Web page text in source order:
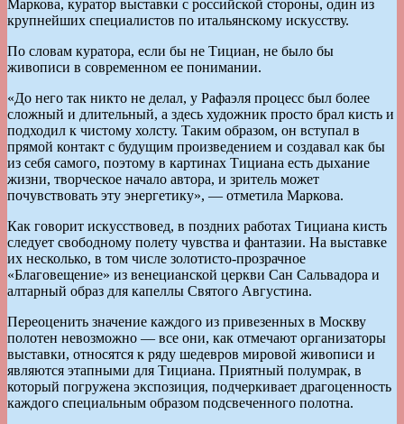
Маркова, куратор выставки с российской стороны, один из
крупнейших специалистов по итальянскому искусству.
По словам куратора, если бы не Тициан, не было бы
живописи в современном ее понимании.
«До него так никто не делал, у Рафаэля процесс был более
сложный и длительный, а здесь художник просто брал кисть и
подходил к чистому холсту. Таким образом, он вступал в
прямой контакт с будущим произведением и создавал как бы
из себя самого, поэтому в картинах Тициана есть дыхание
жизни, творческое начало автора, и зритель может
почувствовать эту энергетику», — отметила Маркова.
Как говорит искусствовед, в поздних работах Тициана кисть
следует свободному полету чувства и фантазии. На выставке
их несколько, в том числе золотисто-прозрачное
«Благовещение» из венецианской церкви Сан Сальвадора и
алтарный образ для капеллы Святого Августина.
Переоценить значение каждого из привезенных в Москву
полотен невозможно — все они, как отмечают организаторы
выставки, относятся к ряду шедевров мировой живописи и
являются этапными для Тициана. Приятный полумрак, в
который погружена экспозиция, подчеркивает драгоценность
каждого специальным образом подсвеченного полотна.